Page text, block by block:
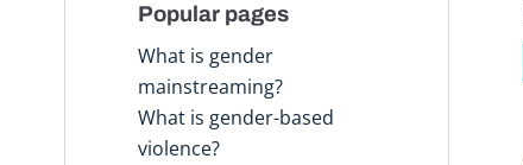
Popular pages
What is gender
mainstreaming?
What is gender-based
violence?